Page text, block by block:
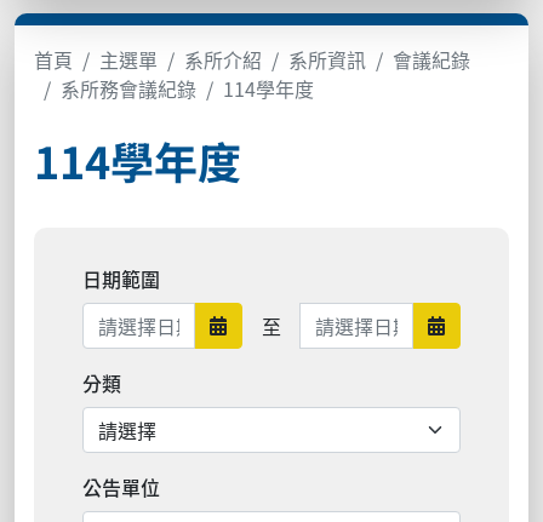
首頁 主選單 系所介紹 系所資訊
會議紀錄
系所務會議紀錄
114學年度
114學年度
日期範圍
日期範圍開始
至 日期範圍結束 日期範圍
分類
公告單位